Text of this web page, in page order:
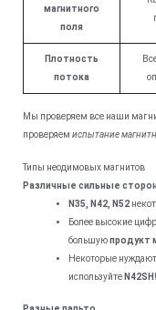
магнитного
поля
Плотность
потока
Мы проверяем все наши
проверяемиспытание
Типы неодимовых магнитов
Различные сильные
N35, N42, N52
Более высокие
большуюпродукт
Некоторые
используйте N42SH !